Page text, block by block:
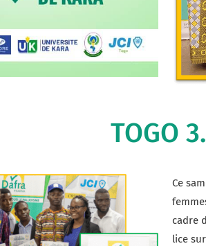
TOGO
Ce
cadre
lice